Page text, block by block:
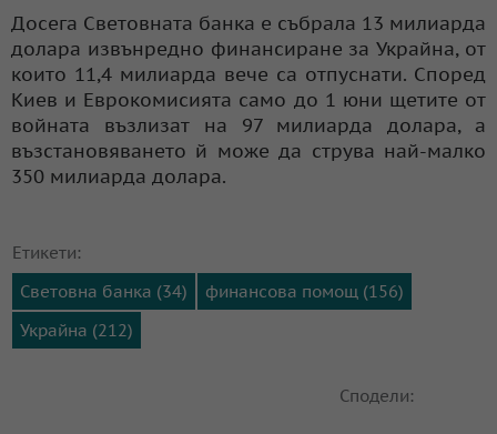
Досега Световната банка е събрала 13 милиарда
долара извънредно финансиране за Украйна, от
които 11,4 милиарда вече са отпуснати. Според
Киев и Еврокомисията само до 1 юни щетите от
войната възлизат на 97 милиарда долара, а
възстановяването й може да струва най-малко
350 милиарда долара.
Етикети:
Световна банка (34)
финансова помощ (156)
Украйна (212)
Сподели: